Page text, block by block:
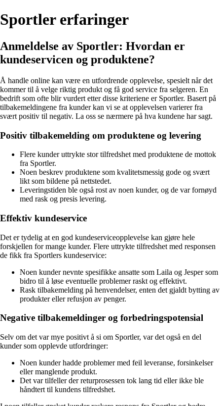
Sportler erfaringer
Anmeldelse av Sportler: Hvordan er
kundeservicen og produktene?
Å handle online kan være en utfordrende opplevelse, spesielt når det
kommer til å velge riktig produkt og få god service fra selgeren. En
bedrift som ofte blir vurdert etter disse kriteriene er Sportler. Basert på
tilbakemeldingene fra kunder kan vi se at opplevelsen varierer fra
svært positiv til negativ. La oss se nærmere på hva kundene har sagt.
Positiv tilbakemelding om produktene og levering
Flere kunder uttrykte stor tilfredshet med produktene de mottok
fra Sportler.
Noen beskrev produktene som kvalitetsmessig gode og svært
likt som bildene på nettstedet.
Leveringstiden ble også rost av noen kunder, og de var fornøyd
med rask og presis levering.
Effektiv kundeservice
Det er tydelig at en god kundeserviceopplevelse kan gjøre hele
forskjellen for mange kunder. Flere uttrykte tilfredshet med responsen
de fikk fra Sportlers kundeservice:
Noen kunder nevnte spesifikke ansatte som Laila og Jesper som
bidro til å løse eventuelle problemer raskt og effektivt.
Rask tilbakemelding på henvendelser, enten det gjaldt bytting av
produkter eller refusjon av penger.
Negative tilbakemeldinger og forbedringspotensial
Selv om det var mye positivt å si om Sportler, var det også en del
kunder som opplevde utfordringer:
Noen kunder hadde problemer med feil leveranse, forsinkelser
eller manglende produkt.
Det var tilfeller der returprosessen tok lang tid eller ikke ble
håndtert til kundens tilfredshet.